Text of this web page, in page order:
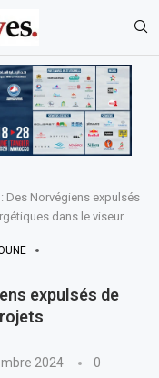
Des Norvégiens expulsés
dans le viseur
expulsés de
2024
0